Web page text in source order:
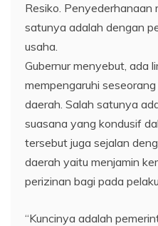
Resiko. Penyederhanaan
satunya adalah dengan
usaha.
Gubernur menyebut, ada
mempengaruhi
daerah. Salah satunya
suasana yang kondusif
tersebut juga sejalan
daerah yaitu menjamin
perizinan bagi pada
“Kuncinya adalah